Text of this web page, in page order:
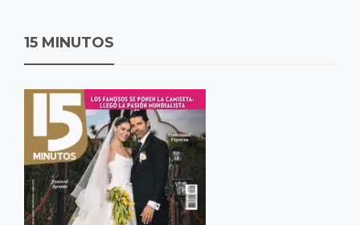
15 MINUTOS